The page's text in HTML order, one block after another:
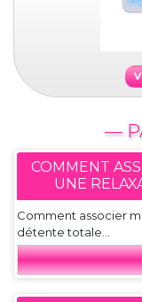
—
COMMENT
UNE
Comment associer
détente totale...